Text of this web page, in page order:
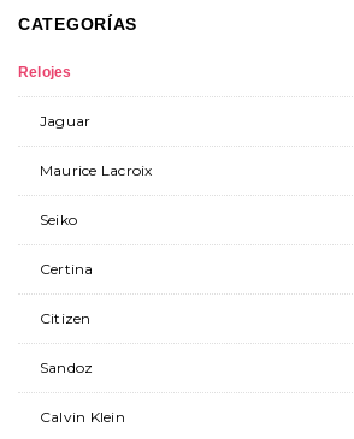
CATEGORÍAS
Relojes
Jaguar
Maurice Lacroix
Seiko
Certina
Citizen
Sandoz
Calvin Klein